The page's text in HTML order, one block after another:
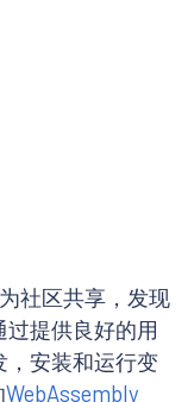
社区共享，发现
过提供良好的用
，安装和运行变
WebAssembly